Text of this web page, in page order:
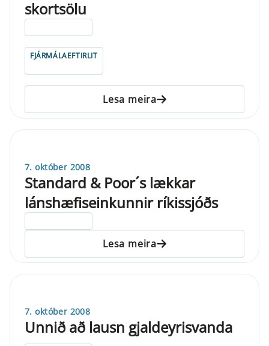
skortsölu
FJÁRMÁLAEFTIRLIT
Lesa meira
7. október 2008
Standard & Poor´s lækkar
lánshæfiseinkunnir ríkissjóðs
Lesa meira
7. október 2008
Unnið að lausn gjaldeyrisvanda